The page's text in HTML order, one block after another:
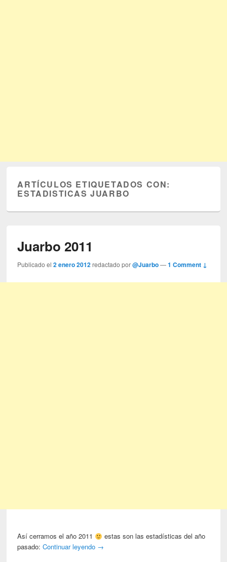
ARTÍCULOS ETIQUETADOS CON:
ESTADISTICAS JUARBO
Juarbo 2011
Publicado el2 enero 2012 redactado por@Juarbo —1 Comment ↓
Así cerramos el año 2011
estas son las estadísticas del año
pasado:Continuar leyendo →